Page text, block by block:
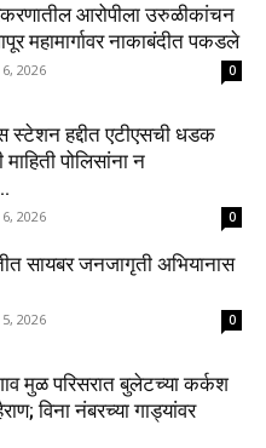
आरोपीला उरुळीकांचन
महामार्गावर नाकाबंदीत पकडले
2026 0
स्टेशन हद्दीत एटीएसची धडक
पोलिसांना न
2026 0
सायबर जनजागृती अभियानास
2026 0
मुळ परिसरात बुलेटच्या कर्कश
विना नंबरच्या गाड्यांवर